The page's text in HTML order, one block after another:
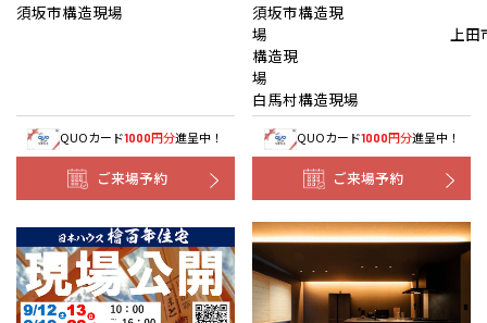
須坂市構造現場
QUOカード1000円分進呈中！
ご来場予約
須坂市構造現
場 上田
構造現
白馬村構造現場
QUOカード1000円分進呈中！
ご来場予約